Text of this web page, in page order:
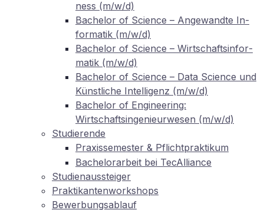
ness (m/w/d)
Ba­che­lor of Sci­ence – An­ge­wand­te In­
for­ma­tik (m/w/d)
Ba­che­lor of Sci­ence – Wirt­schafts­in­for­
ma­tik (m/w/d)
Ba­che­lor of Sci­ence – Data Sci­ence und
Künst­li­che In­tel­li­genz (m/w/d)
Ba­che­lor of En­gi­nee­ring:
Wirtschaftsingenieurwesen (m/w/d)
Stu­die­ren­de
Pra­xis­se­mes­ter & Pflichtpraktikum
Ba­che­lor­ar­beit bei TecAlliance
Stu­di­en­aus­stei­ger
Prak­ti­kan­ten­work­shops
Be­wer­bungs­ab­lauf